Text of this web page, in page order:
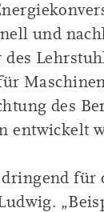
und
des
entwickelt
für